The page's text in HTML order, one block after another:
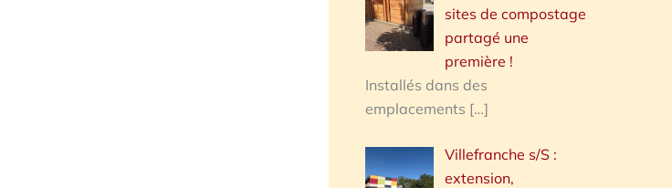
sites de compostage
partagé une
première !
Installés dans des
emplacements […]
Villefranche s/S :
extension,